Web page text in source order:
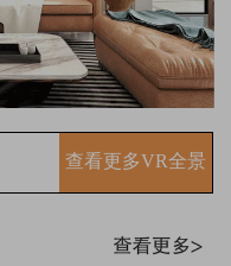
查看更多VR全景